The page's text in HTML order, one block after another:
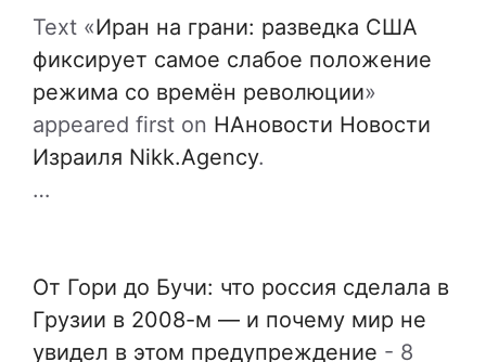
Text «Иран на грани: разведка США
фиксирует самое слабое положение
режима со времён революции»
appeared first on НАновости Новости
Израиля Nikk.Agency.
…
От Гори до Бучи: что россия сделала в
Грузии в 2008-м — и почему мир не
увидел в этом предупреждение - 8